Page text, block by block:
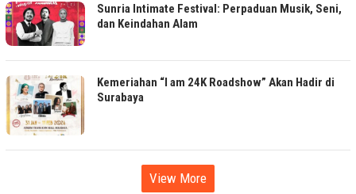
Sunria Intimate Festival: Perpaduan Musik, Seni,
dan Keindahan Alam
Kemeriahan “I am 24K Roadshow” Akan Hadir di
Surabaya
View More